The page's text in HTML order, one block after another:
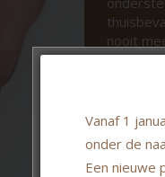
nooit
Vanaf 1
onder de
Een nieuwe